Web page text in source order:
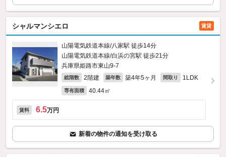
シャルマンシエロ 賃貸
山陽電気鉄道本線/八家駅 徒歩14分
山陽電気鉄道本線/白浜の宮駅 徒歩21分
兵庫県姫路市東山9‐7
総階数 2階建 築年数 築4年5ヶ月 間取り 1LDK
専有面積 40.44㎡
賃料 6.5万円
新着の物件の通知を受け取る